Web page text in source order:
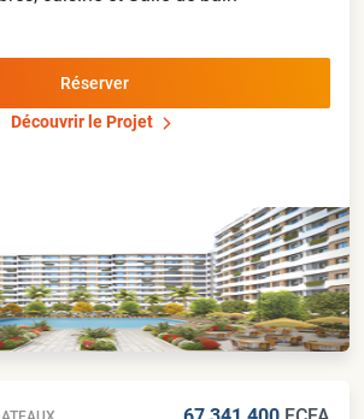
Réserver
Découvrir le Projet